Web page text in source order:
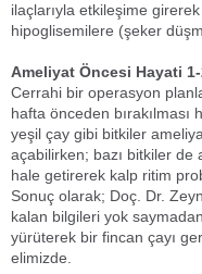
ilaçlarıyla etkileşime
hipoglisemilere (şeker
Ameliyat Öncesi Hayati
Cerrahi bir operasyon
hafta önceden bırakılması
yeşil çay gibi bitkiler
açabilirken; bazı bitkiler de
hale getirerek kalp ritim
Sonuç olarak; Doç. Dr.
kalan bilgileri yok
yürüterek bir fincan çayı
elimizde.